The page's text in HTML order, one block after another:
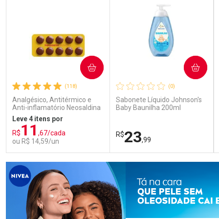
(118)
Analgésico, Antitérmico e
Anti-inflamatório Neosaldina
30mg + 300mg + 30mg 10
Drágeas
Leve 4 itens por
R$11 ,67/cada
ou R$ 14,59/un
COMPRAR
FECHAR
Laboratório
FECHAR
Por Menos
(0)
Sabonete Líquido Johnson's
Baby Baunilha 200ml
R$23,99
COMPRAR
Laboratório
Por Menos